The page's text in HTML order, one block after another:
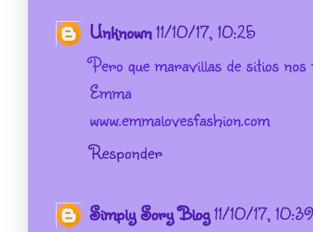
Unknown11/10/17, 10:25
Pero que maravillas de sitios
Emma
www.emmalovesfashion.com
Responder
Simply Sory Blog11/10/17, 10:39